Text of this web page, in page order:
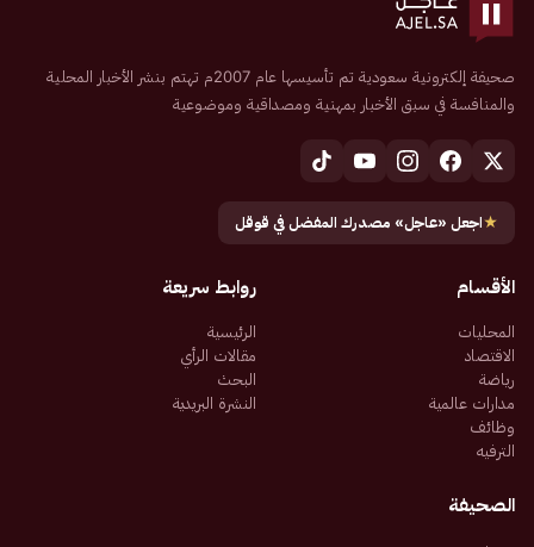
صحيفة إلكترونية سعودية تم تأسيسها عام 2007م تهتم بنشر الأخبار المحلية
والمنافسة في سبق الأخبار بمهنية ومصداقية وموضوعية
★اجعل «عاجل» مصدرك المفضل في قوقل
الأقسام
المحليات
الاقتصاد
رياضة
مدارات عالمية
وظائف
الترفيه
روابط سريعة
الرئيسية
مقالات الرأي
البحث
النشرة البريدية
الصحيفة